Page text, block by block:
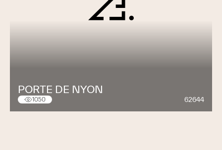
PORTE DE NYON
1050 62644